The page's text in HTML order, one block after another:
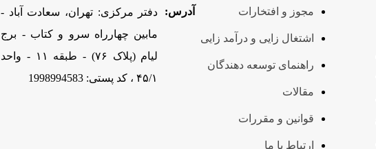
مجوز و افتخارات
اشتغال زایی و درآمد زایی
راهنمای توسعه دهندگان
مقالات
قوانین و مقررات
ارتباط با ما
آدرس:
دفتر مرکزی: تهران، سعادت آباد -
مابین چهارراه سرو و کتاب - برج
لیام (پلاک ۷۶) - طبقه ۱۱ - واحد
۴۵/۱ ، کد پستی: 1998994583